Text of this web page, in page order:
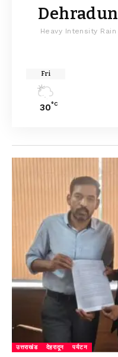
Dehradun
Heavy Intensity Rain
Fri
30°C
उत्तराखंड देहरादून पर्यटन